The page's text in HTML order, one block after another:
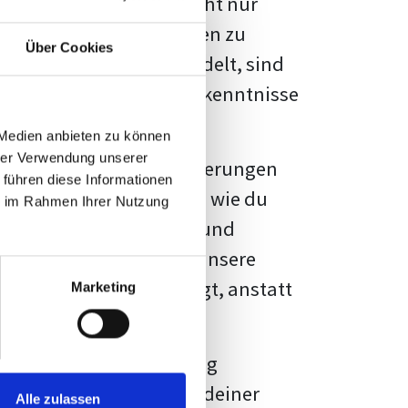
Über Cookies
anbieten zu können
Verwendung unserer
diese Informationen
Rahmen Ihrer Nutzung
Marketing
Alle zulassen
Fakten und Quellen zu
handelt, sind
und Erkenntnisse
vor diesen Herausforderungen
kannst, sondern auch, wie du
Formatierung und
Erwartungen, und unsere
Vorlage zeigt, anstatt
große Herausforderung
wird die Formatierung deiner